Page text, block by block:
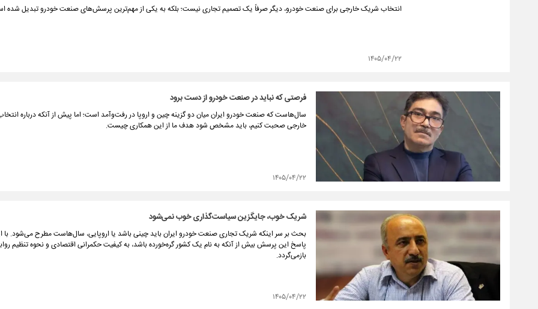
انتخاب شریک خارجی برای صنعت خودرو، دیگر صرفاً یک تصمیم تجاری نیست؛ بلکه به یکی از مهم‌ترین پرسش‌های صنعت خودرو تبدیل شده
۱۴۰۵/۰۴/۲۲
فرصتی که نباید در صنعت خودرو از دست برود
سال‌هاست که صنعت خودرو ایران میان دو گزینه چین و اروپا در رفت‌وآمد است؛ اما پیش از آنکه درباره
خارجی صحبت کنیم، باید مشخص شود هدف ما از این همکاری چیست.
۱۴۰۵/۰۴/۲۲
شریک خوب، جایگزین سیاست‌گذاری خوب نمی‌شود
بحث بر سر اینکه شریک تجاری صنعت خودرو ایران باید چینی باشد یا اروپایی، سال‌هاست مطرح می‌شود. با
پاسخ این پرسش بیش از آنکه به نام یک کشور گره‌خورده باشد، به کیفیت حکمرانی اقتصادی و نحوه تنظیم
بازمی‌گردد.
۱۴۰۵/۰۴/۲۲